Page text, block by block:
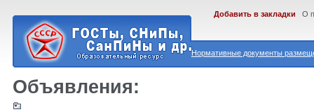
Нормативные документы
Добавить в закладки О
Объявления: